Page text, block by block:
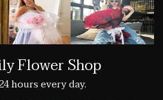
Flower Shop
hours every day.